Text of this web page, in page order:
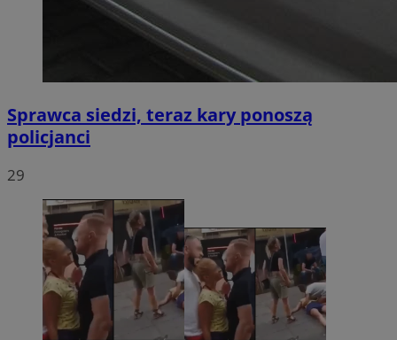
Sprawca siedzi, teraz kary ponoszą
policjanci
29